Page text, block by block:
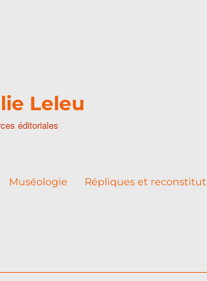
Leleu
éditoriales
Muséologie Répliques et